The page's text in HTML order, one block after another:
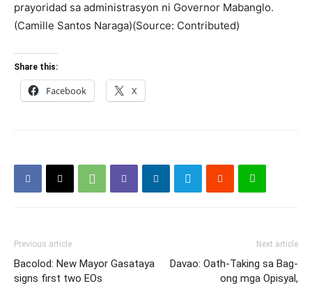
prayoridad sa administrasyon ni Governor Mabanglo.
(Camille Santos Naraga)(Source: Contributed)
Share this:
Facebook X
Previous article
Bacolod: New Mayor Gasataya
signs first two EOs
Next article
Davao: Oath-Taking sa Bag-
ong mga Opisyal,